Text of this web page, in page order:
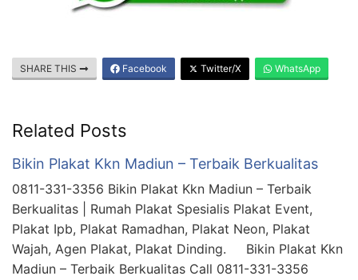
SHARE THIS Facebook Twitter/X WhatsApp
Related Posts
Bikin Plakat Kkn Madiun – Terbaik Berkualitas
0811-331-3356 Bikin Plakat Kkn Madiun – Terbaik
Berkualitas | Rumah Plakat Spesialis Plakat Event,
Plakat Ipb, Plakat Ramadhan, Plakat Neon, Plakat
Wajah, Agen Plakat, Plakat Dinding. Bikin Plakat Kkn
Madiun – Terbaik Berkualitas Call 0811-331-3356